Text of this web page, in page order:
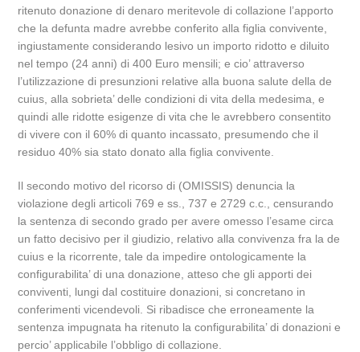
ritenuto donazione di denaro meritevole di collazione l’apporto
che la defunta madre avrebbe conferito alla figlia convivente,
ingiustamente considerando lesivo un importo ridotto e diluito
nel tempo (24 anni) di 400 Euro mensili; e cio’ attraverso
l’utilizzazione di presunzioni relative alla buona salute della de
cuius, alla sobrieta’ delle condizioni di vita della medesima, e
quindi alle ridotte esigenze di vita che le avrebbero consentito
di vivere con il 60% di quanto incassato, presumendo che il
residuo 40% sia stato donato alla figlia convivente.
Il secondo motivo del ricorso di (OMISSIS) denuncia la
violazione degli articoli 769 e ss., 737 e 2729 c.c., censurando
la sentenza di secondo grado per avere omesso l’esame circa
un fatto decisivo per il giudizio, relativo alla convivenza fra la de
cuius e la ricorrente, tale da impedire ontologicamente la
configurabilita’ di una donazione, atteso che gli apporti dei
conviventi, lungi dal costituire donazioni, si concretano in
conferimenti vicendevoli. Si ribadisce che erroneamente la
sentenza impugnata ha ritenuto la configurabilita’ di donazioni e
percio’ applicabile l’obbligo di collazione.